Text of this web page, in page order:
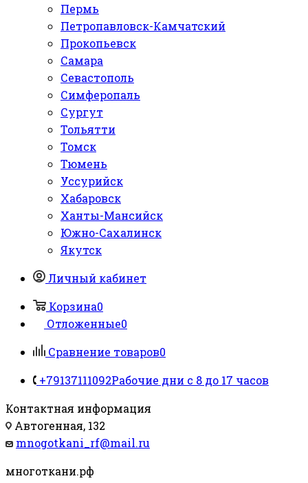
Пермь
Петропавловск-Камчатский
Прокопьевск
Самара
Севастополь
Симферопаль
Сургут
Тольятти
Томск
Тюмень
Уссурийск
Хабаровск
Ханты-Мансийск
Южно-Сахалинск
Якутск
Личный кабинет
Корзина0
Отложенные0
Сравнение товаров0
+79137111092Рабочие дни с 8 до 17 часов
Контактная информация
Автогенная, 132
mnogotkani_rf@mail.ru
многоткани.рф